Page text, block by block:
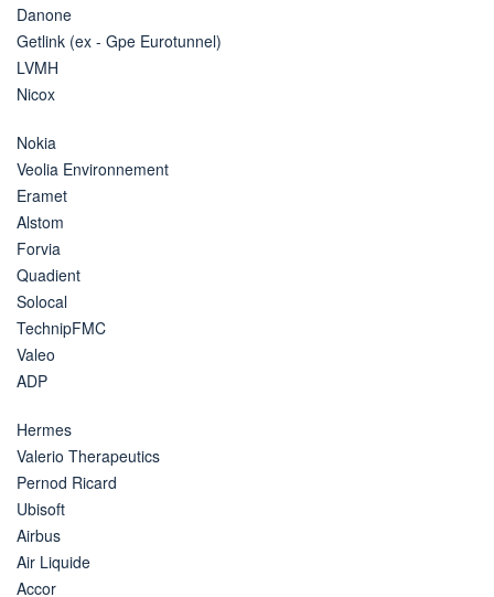
Danone
Getlink (ex - Gpe Eurotunnel)
LVMH
Nicox
Nokia
Veolia Environnement
Eramet
Alstom
Forvia
Quadient
Solocal
TechnipFMC
Valeo
ADP
Hermes
Valerio Therapeutics
Pernod Ricard
Ubisoft
Airbus
Air Liquide
Accor